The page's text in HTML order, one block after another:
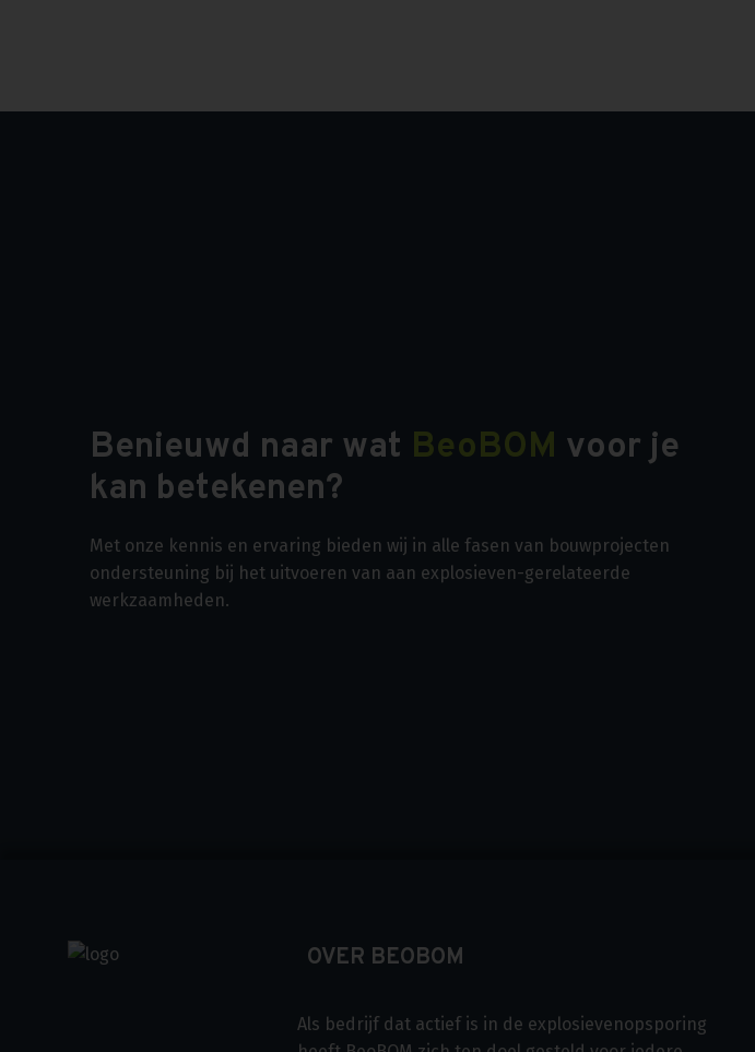
Benieuwd naar wat BeoBOM voor je
kan betekenen?
Met onze kennis en ervaring bieden wij in alle fasen van bouwprojecten
ondersteuning bij het uitvoeren van aan explosieven-gerelateerde
werkzaamheden.
OVER BEOBOM
Als bedrijf dat actief is in de explosievenopsporing